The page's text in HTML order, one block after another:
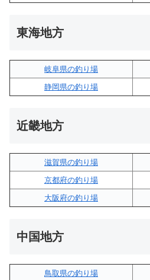
東海地方
岐阜県の釣り場
静岡県の釣り場
近畿地方
滋賀県の釣り場
京都府の釣り場
大阪府の釣り場
中国地方
鳥取県の釣り場